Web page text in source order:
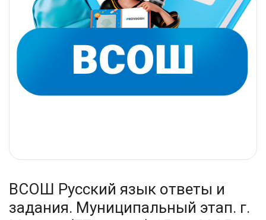
ВСОШ Русский язык ответы и
задания. Муниципальный этап. г.